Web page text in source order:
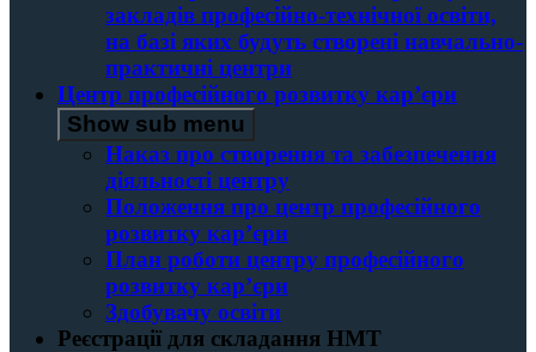
закладів професійно-технічної освіти,
на базі яких будуть створені навчально-
практичні центри
Центр професійного розвитку кар’єри
Show sub menu
Наказ про створення та забезпечення
діяльності центру
Положення про центр професійного
розвитку кар’єри
План роботи центру професійного
розвитку кар’єри
Здобувачу освіти
Реєстрації для складання НМТ